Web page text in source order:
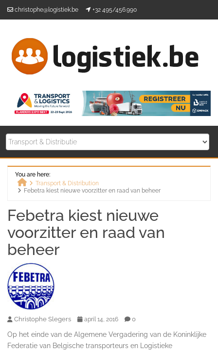
christophe@logistiek.be +32 495/456.990
You are here:
Home
Transport & Distribution
Febetra kiest nieuwe voorzitter en raad van beheer
Febetra kiest nieuwe
voorzitter en raad van
beheer
Christophe Slegers april 14, 2016 0
Op het einde van de Algemene Vergadering van de Koninklijke
Federatie van Belgische transporteurs en Logistieke